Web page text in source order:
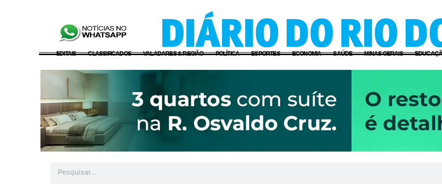
EDITAIS CLASSIFICADOS VALADARES & REGIÃO POLÍTICA ESPORTES ECONOMIA SAÚDE MINAS GERAIS